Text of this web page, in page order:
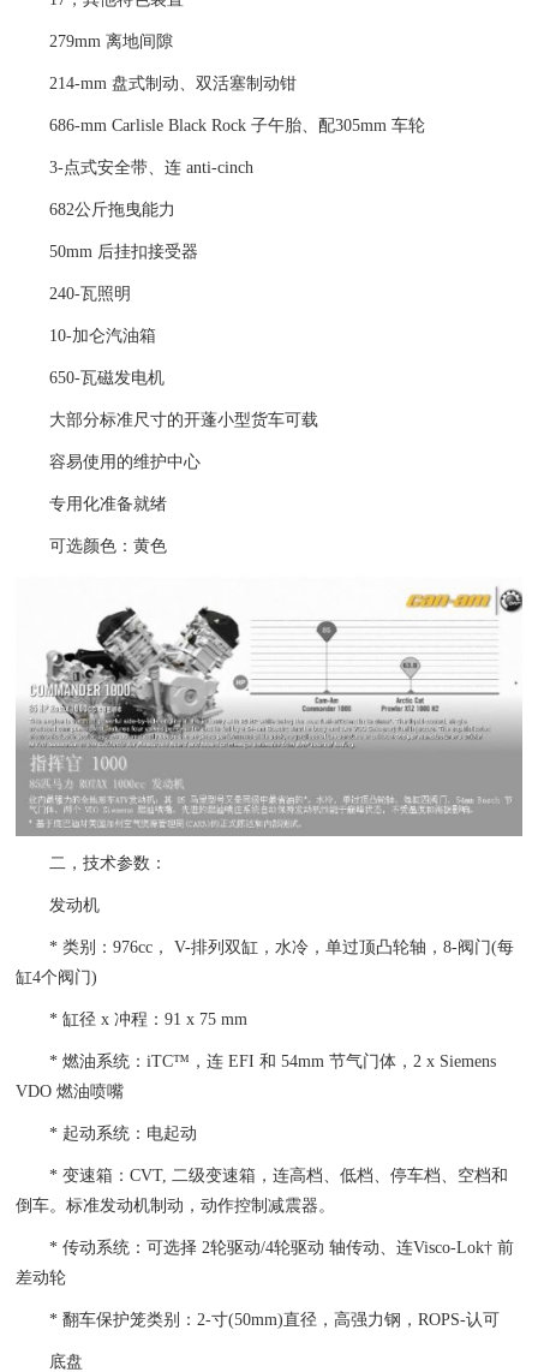
279mm 离地间隙
214-mm 盘式制动、双活塞制动钳
686-mm Carlisle Black Rock 子午胎、配305mm 车轮
3-点式安全带、连 anti-cinch
682公斤拖曳能力
50mm 后挂扣接受器
240-瓦照明
10-加仑汽油箱
650-瓦磁发电机
大部分标准尺寸的开蓬小型货车可载
容易使用的维护中心
专用化准备就绪
可选颜色：黄色
二，技术参数：
发动机
* 类别：976cc， V-排列双缸，水冷，单过顶凸轮轴，8-阀门(每
缸4个阀门)
* 缸径 x 冲程：91 x 75 mm
* 燃油系统：iTC™，连 EFI 和 54mm 节气门体，2 x Siemens
VDO 燃油喷嘴
* 起动系统：电起动
* 变速箱：CVT, 二级变速箱，连高档、低档、停车档、空档和
倒车。标准发动机制动，动作控制减震器。
* 传动系统：可选择 2轮驱动/4轮驱动 轴传动、连Visco-Lok† 前
差动轮
* 翻车保护笼类别：2-寸(50mm)直径，高强力钢，ROPS-认可
底盘